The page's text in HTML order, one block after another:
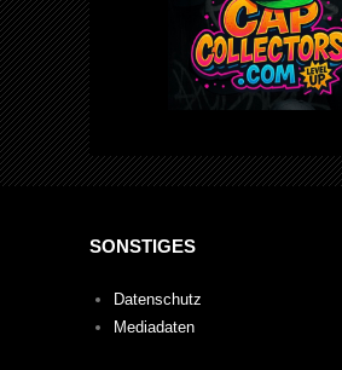
SONSTIGES
Datenschutz
Mediadaten